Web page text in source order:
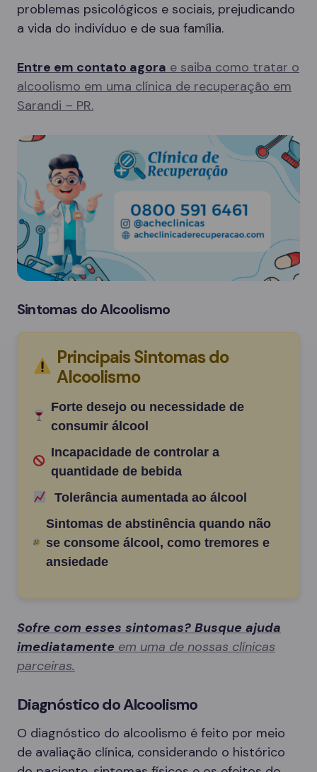
problemas psicológicos e sociais, prejudicando
a vida do indivíduo e de sua família.
Entre em contato agora e saiba como tratar o
alcoolismo em uma clínica de recuperação em
Sarandi – PR.
Sintomas do Alcoolismo
Principais Sintomas do
Alcoolismo
Forte desejo ou necessidade de
consumir álcool
Incapacidade de controlar a
quantidade de bebida
Tolerância aumentada ao álcool
Sintomas de abstinência quando não
se consome álcool, como tremores e
ansiedade
Sofre com esses sintomas? Busque ajuda
imediatamente em uma de nossas clínicas
parceiras.
Diagnóstico do Alcoolismo
O diagnóstico do alcoolismo é feito por meio
de avaliação clínica, considerando o histórico